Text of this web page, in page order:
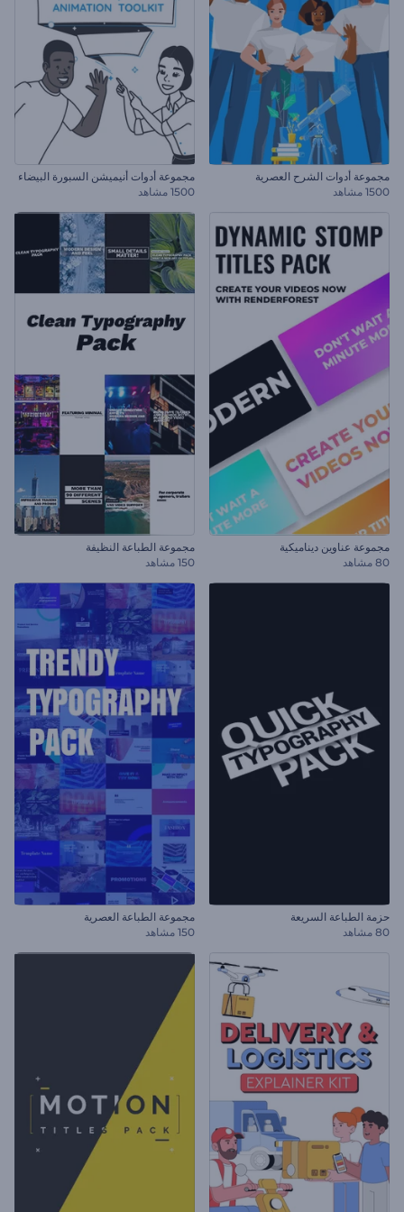
مجموعة أدوات الشرح العصرية
1500 مشاهد
مجموعة أدوات أنيميشن السبورة البيضاء
1500 مشاهد
مجموعة عناوين ديناميكية
80 مشاهد
مجموعة الطباعة النظيفة
150 مشاهد
حزمة الطباعة السريعة
80 مشاهد
مجموعة الطباعة العصرية
150 مشاهد